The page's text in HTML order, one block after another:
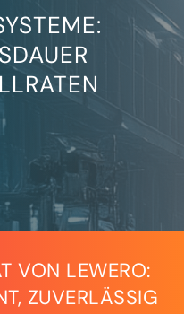
VON LEWERO:
ZUVERLÄSSIG